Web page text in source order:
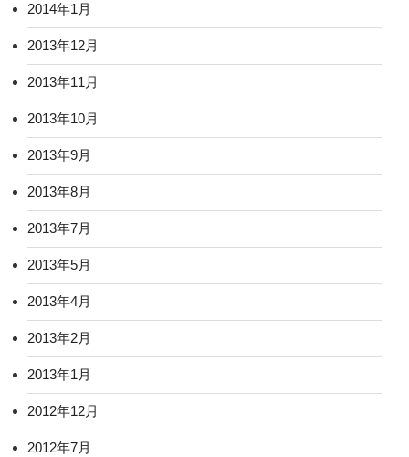
2014年1月
2013年12月
2013年11月
2013年10月
2013年9月
2013年8月
2013年7月
2013年5月
2013年4月
2013年2月
2013年1月
2012年12月
2012年7月